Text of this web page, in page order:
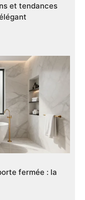
et tendances
fermée : la